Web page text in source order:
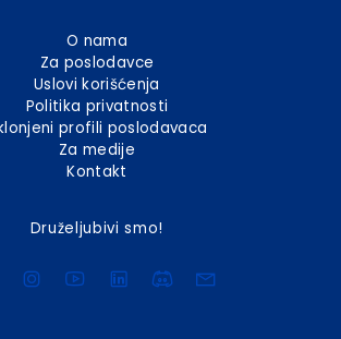
O nama
Za poslodavce
Uslovi korišćenja
Politika privatnosti
profili poslodavaca
Za medije
Kontakt
Druželjubivi smo!